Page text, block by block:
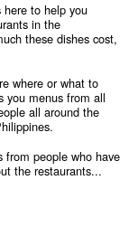
to help you
in the
these dishes cost,
where or what to
you menus from all
all around the
from people who have
the restaurants...